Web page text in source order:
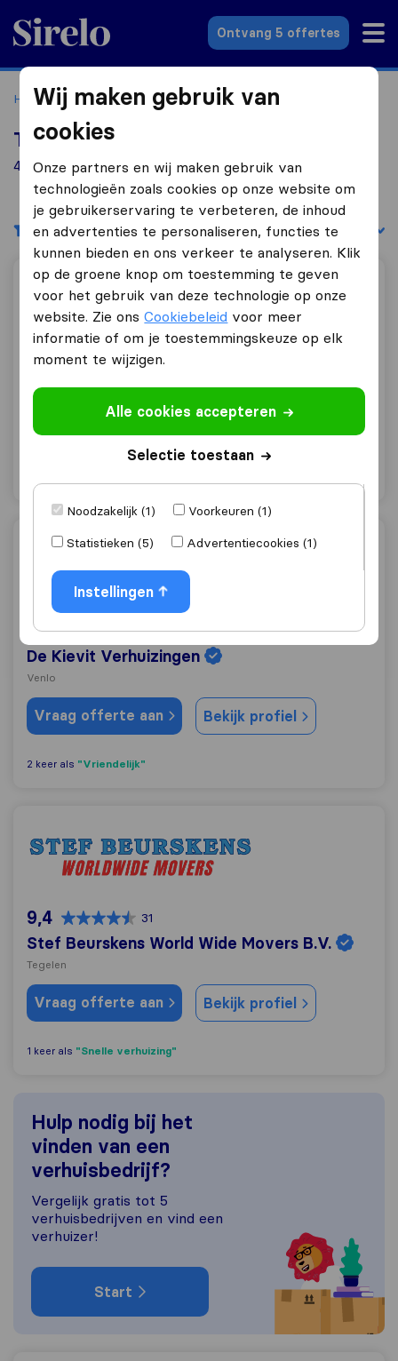
Sirelo.nl
Ontvang 5 offertes
Home Verhuisbedrijven Verhuisbedrijven Tegelen
Top 10 verhuisbedrijven in Tegelen
4 verhuisbedrijven gevonden in Tegelen
Filters Sorteer op:
Opa Jos
9,2 118
Opa Jos
Vraag offerte aan Bekijk profiel
De Kievit Verhuizingen
9,5 44
De Kievit Verhuizingen
Venlo
Vraag offerte aan Bekijk profiel
2 keer als "Vriendelijk"
9,4 31
Stef Beurskens World Wide Movers B.V.
Tegelen
Vraag offerte aan Bekijk profiel
1 keer als "Snelle verhuizing"
Hulp nodig bij het
vinden van een
verhuisbedrijf?
Vergelijk gratis tot 5
verhuisbedrijven en vind een
verhuizer!
Start
Wij maken gebruik van
cookies
Onze partners en wij maken gebruik van
technologieën zoals cookies op onze website om
je gebruikerservaring te verbeteren, de inhoud
en advertenties te personaliseren, functies te
kunnen bieden en ons verkeer te analyseren. Klik
op de groene knop om toestemming te geven
voor het gebruik van deze technologie op onze
website. Zie onsCookiebeleid voor meer
informatie of om je toestemmingskeuze op elk
moment te wijzigen.
Alle cookies accepteren
Selectie toestaan
Noodzakelijk (1)
Voorkeuren (1)
Statistieken (5)
Advertentiecookies (1)
Instellingen